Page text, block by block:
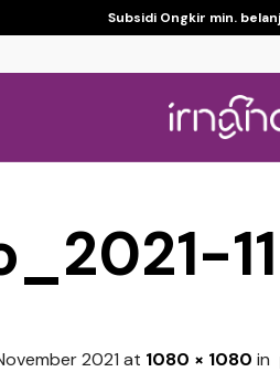
Subsidi Ongkir min.
2021 at 1080 × 1080 in